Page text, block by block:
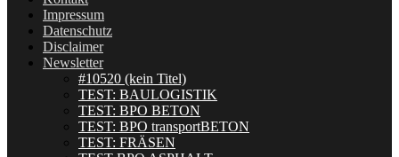
Impressum
Datenschutz
Disclaimer
Newsletter
#10520 (kein Titel)
TEST: BAULOGISTIK
TEST: BPO BETON
TEST: BPO transportBETON
TEST: FRÄSEN